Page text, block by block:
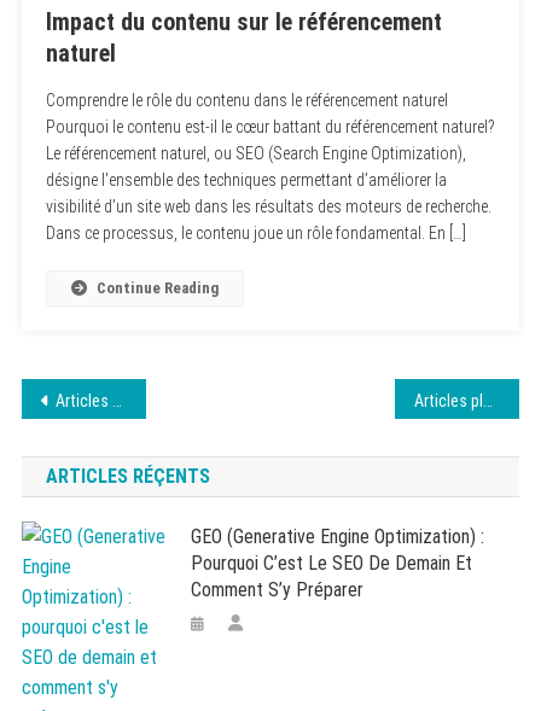
Impact du contenu sur le référencement
naturel
Comprendre le rôle du contenu dans le référencement naturel
Pourquoi le contenu est-il le cœur battant du référencement naturel?
Le référencement naturel, ou SEO (Search Engine Optimization),
désigne l’ensemble des techniques permettant d’améliorer la
visibilité d’un site web dans les résultats des moteurs de recherche.
Dans ce processus, le contenu joue un rôle fondamental. En […]
Continue Reading
Navigation
des
articles
Articles plus anciens Articles plus récents
ARTICLES RÉÇENTS
GEO (Generative Engine Optimization) :
Pourquoi C’est Le SEO De Demain Et
Comment S’y Préparer